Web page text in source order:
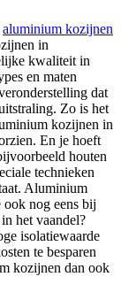
aluminium kozijnen
in
kwaliteit in
en maten
dat
Zo is het
kozijnen in
En je hoeft
houten
technieken
Aluminium
ook nog eens bij
het vaandel?
isolatiewaarde
te besparen
kozijnen dan ook